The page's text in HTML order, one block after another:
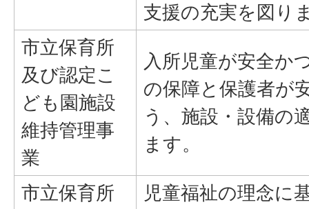
支援の充実を図り
市立保育所
及び認定こ
ども園施設
維持管理事
業
入所児童が安全か
の保障と保護者が
う、施設・設備の
ます。
市立保育所
児童福祉の理念に